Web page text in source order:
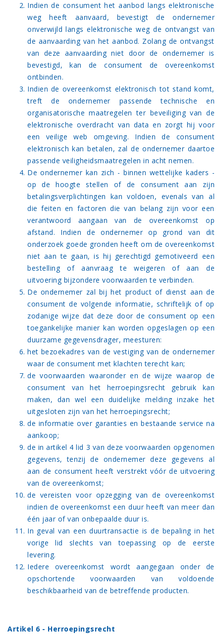
Indien de consument het aanbod langs elektronische
weg heeft aanvaard, bevestigt de ondernemer
onverwijld langs elektronische weg de ontvangst van
de aanvaarding van het aanbod. Zolang de ontvangst
van deze aanvaarding niet door de ondernemer is
bevestigd, kan de consument de overeenkomst
ontbinden.
Indien de overeenkomst elektronisch tot stand komt,
treft de ondernemer passende technische en
organisatorische maatregelen ter beveiliging van de
elektronische overdracht van data en zorgt hij voor
een veilige web omgeving. Indien de consument
elektronisch kan betalen, zal de ondernemer daartoe
passende veiligheidsmaatregelen in acht nemen.
De ondernemer kan zich - binnen wettelijke kaders -
op de hoogte stellen of de consument aan zijn
betalingsverplichtingen kan voldoen, evenals van al
die feiten en factoren die van belang zijn voor een
verantwoord aangaan van de overeenkomst op
afstand. Indien de ondernemer op grond van dit
onderzoek goede gronden heeft om de overeenkomst
niet aan te gaan, is hij gerechtigd gemotiveerd een
bestelling of aanvraag te weigeren of aan de
uitvoering bijzondere voorwaarden te verbinden.
De ondernemer zal bij het product of dienst aan de
consument de volgende informatie, schriftelijk of op
zodanige wijze dat deze door de consument op een
toegankelijke manier kan worden opgeslagen op een
duurzame gegevensdrager, meesturen:
het bezoekadres van de vestiging van de ondernemer
waar de consument met klachten terecht kan;
de voorwaarden waaronder en de wijze waarop de
consument van het herroepingsrecht gebruik kan
maken, dan wel een duidelijke melding inzake het
uitgesloten zijn van het herroepingsrecht;
de informatie over garanties en bestaande service na
aankoop;
de in artikel 4 lid 3 van deze voorwaarden opgenomen
gegevens, tenzij de ondernemer deze gegevens al
aan de consument heeft verstrekt vóór de uitvoering
van de overeenkomst;
de vereisten voor opzegging van de overeenkomst
indien de overeenkomst een duur heeft van meer dan
één jaar of van onbepaalde duur is.
In geval van een duurtransactie is de bepaling in het
vorige lid slechts van toepassing op de eerste
levering.
Iedere overeenkomst wordt aangegaan onder de
opschortende voorwaarden van voldoende
beschikbaarheid van de betreffende producten.
Artikel 6 - Herroepingsrecht